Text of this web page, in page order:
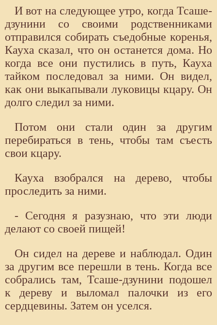
И вот на следующее утро, когда Тсаше-
дзунини со своими родственниками
отправился собирать съедобные коренья,
Кауха сказал, что он останется дома. Но
когда все они пустились в путь, Кауха
тайком последовал за ними. Он видел,
как они выкапывали луковицы кцару. Он
долго следил за ними.
Потом они стали один за другим
перебираться в тень, чтобы там съесть
свои кцару.
Кауха взобрался на дерево, чтобы
проследить за ними.
- Сегодня я разузнаю, что эти люди
делают со своей пищей!
Он сидел на дереве и наблюдал. Один
за другим все перешли в тень. Когда все
собрались там, Тсаше-дзунини подошел
к дереву и выломал палочки из его
сердцевины. Затем он уселся.